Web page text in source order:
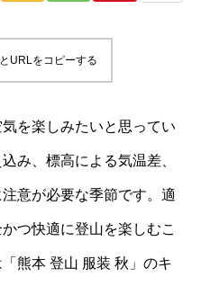
URLをコピーする
を楽しみたいと思ってい
み、標高による気温差、
意が必要な季節です。適
つ快適に登山を楽しむこ
熊本 登山 服装 秋」のキ